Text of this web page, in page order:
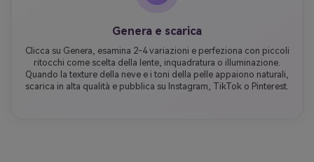
Genera e scarica
Clicca su Genera, esamina 2-4 variazioni e perfeziona con piccoli
ritocchi come scelta della lente, inquadratura o illuminazione.
Quando la texture della neve e i toni della pelle appaiono naturali,
scarica in alta qualità e pubblica su Instagram, TikTok o Pinterest.